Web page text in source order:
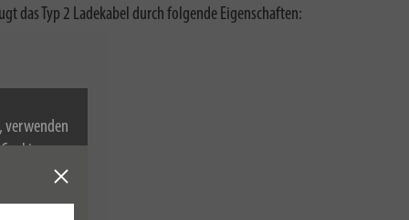
verwenden
zu.
das Typ 2 Ladekabel durch folgende Eigenschaften: